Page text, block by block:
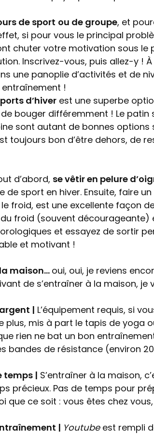
de sport ou de groupe, et
si pour vous le principal
chuter votre motivation sous le
Inscrivez-vous, puis allez-y !
une panoplie d’activités et de
!
d’hiver est une superbe
bouger différemment ! Le patin
sont autant de bonnes options
toujours bon d’être dehors, de
d’abord, se vêtir en pelure
de sport en hiver. Ensuite, faire un
froid, est une excellente façon
froid (souvent décourageante)
et essayez de sortir
et motivant !
maison…oui, oui, je reviens
de s’entraîner à la maison,
| L’équipement requis, si
plus, mis à part le tapis de yoga
rien ne bat un bon
bandes de résistance (environ
temps | S’entraîner à la maison,
précieux. Pas de temps pour
que ce soit : vous êtes chez
| Youtubeest rempli